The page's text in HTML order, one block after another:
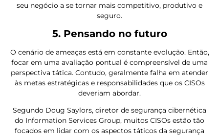
seu negócio a se tornar mais competitivo, produtivo e
seguro.
5. Pensando no futuro
O cenário de ameaças está em constante evolução. Então,
focar em uma avaliação pontual é compreensível de uma
perspectiva tática. Contudo, geralmente falha em atender
às metas estratégicas e responsabilidades que os CISOs
deveriam abordar.
Segundo Doug Saylors, diretor de segurança cibernética
do Information Services Group, muitos CISOs estão tão
focados em lidar com os aspectos táticos da segurança